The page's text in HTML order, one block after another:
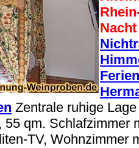
Zentrale ruhige
55 qm. Schlafzimmer
TV, Wohnzimmer